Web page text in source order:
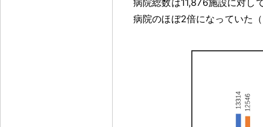
病院総数は11,876施設に対し
病院のほぼ2倍になっていた